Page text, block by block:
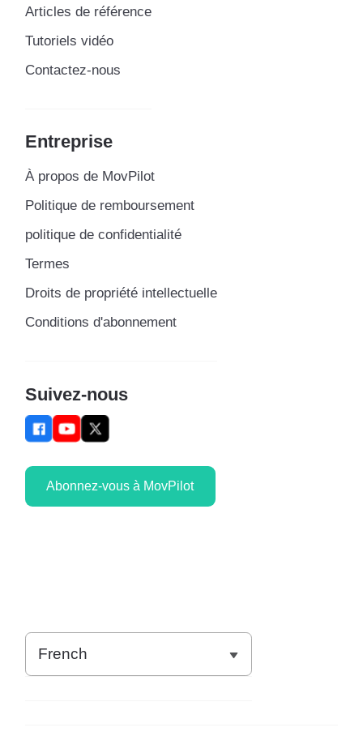
Articles de référence
Tutoriels vidéo
Contactez-nous
Entreprise
À propos de MovPilot
Politique de remboursement
politique de confidentialité
Termes
Droits de propriété intellectuelle
Conditions d'abonnement
Suivez-nous
Abonnez-vous à MovPilot